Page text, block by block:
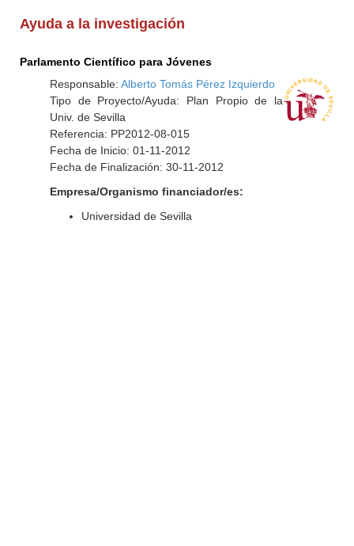
Ayuda a la investigación
Parlamento Científico para Jóvenes
Responsable: Alberto Tomás Pérez Izquierdo
Tipo de Proyecto/Ayuda: Plan Propio de la
Univ. de Sevilla
Referencia: PP2012-08-015
Fecha de Inicio: 01-11-2012
Fecha de Finalización: 30-11-2012
Empresa/Organismo financiador/es:
Universidad de Sevilla